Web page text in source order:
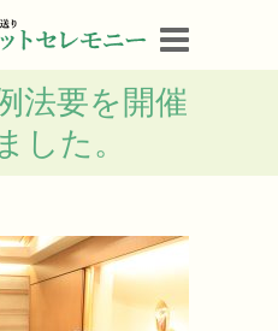
法要を開催
した。